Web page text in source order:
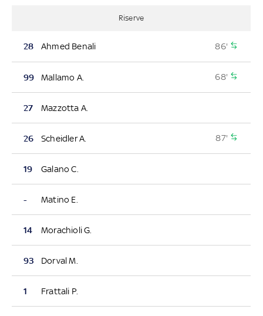
Riserve
28 Ahmed Benali 86'
99 Mallamo A. 68'
27 Mazzotta A.
26 Scheidler A. 87'
19 Galano C.
- Matino E.
14 Morachioli G.
93 Dorval M.
1 Frattali P.